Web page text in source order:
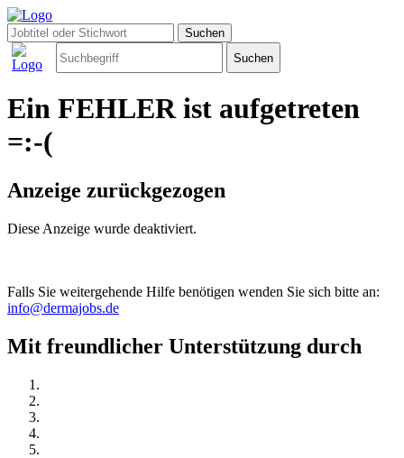
Ein FEHLER ist aufgetreten
=:-(
Anzeige zurückgezogen
Diese Anzeige wurde deaktiviert.
Falls Sie weitergehende Hilfe benötigen wenden Sie sich bitte an:
info@dermajobs.de
Mit freundlicher Unterstützung durch